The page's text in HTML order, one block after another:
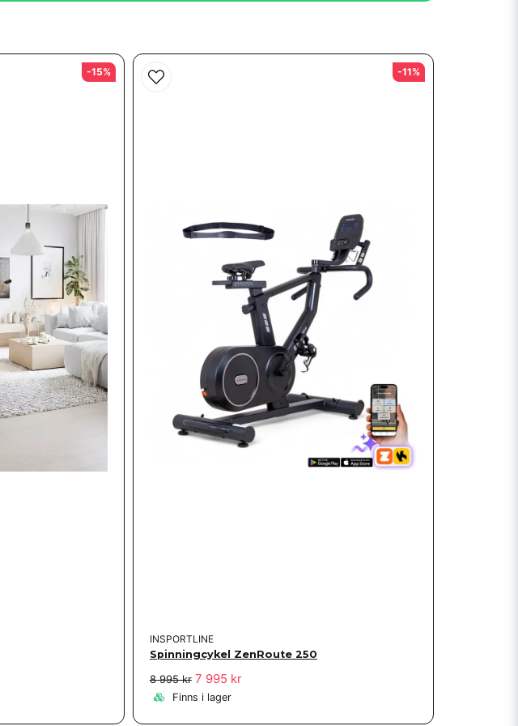
Är nöjd med den och tror på att den kommer att användas
-15%
INSPORTLINE
Spinningcykel ZenRoute 250
8 995 kr 7 995 kr
Finns i lager
-11%